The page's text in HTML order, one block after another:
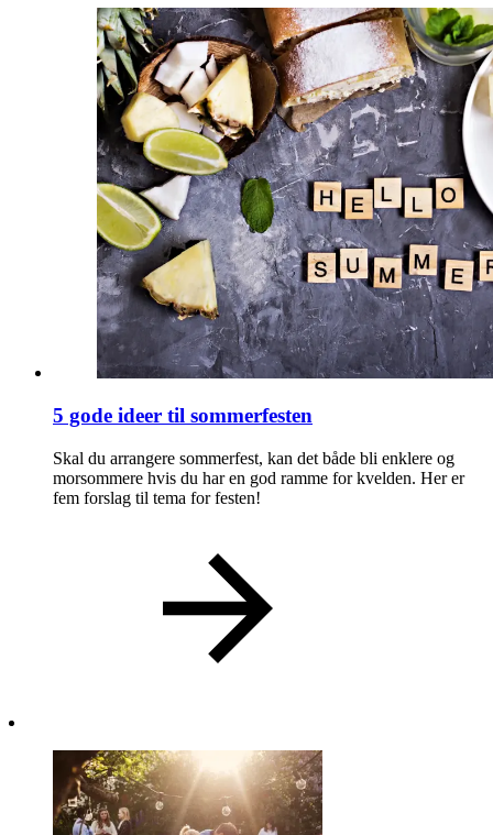
5 gode ideer til sommerfesten
Skal du arrangere sommerfest, kan det både bli enklere og
morsommere hvis du har en god ramme for kvelden. Her er
fem forslag til tema for festen!